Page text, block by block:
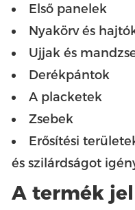
Első panelek
Nyakörv és
Ujjak és
Derékpántok
A placketek
Zsebek
Erősítési
és szilárdságot
A termék